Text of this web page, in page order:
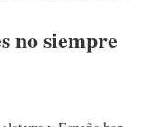
no siempre